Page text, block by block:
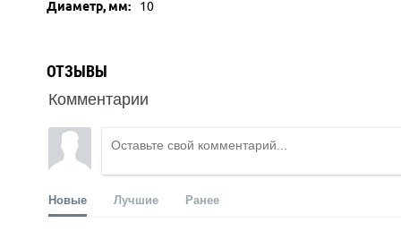
Диаметр, мм:
10
ОТЗЫВЫ
Комментарии
Новые Лучшие Ранее